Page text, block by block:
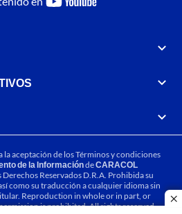
la aceptación de losTérminos y condiciones
de la InformacióndeCARACOL
Derechos Reservados D.R.A. Prohibida su
como su traducción a cualquier idioma sin
Reproduction in whole or in part, or
is prohibited. All rights reserved